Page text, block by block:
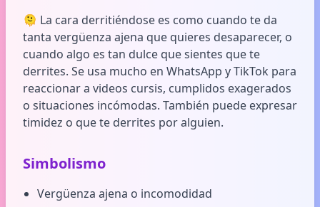
🫠 La cara derritiéndose es como cuando te da
tanta vergüenza ajena que quieres desaparecer, o
cuando algo es tan dulce que sientes que te
derrites. Se usa mucho en WhatsApp y TikTok para
reaccionar a videos cursis, cumplidos exagerados
o situaciones incómodas. También puede expresar
timidez o que te derrites por alguien.
Simbolismo
Vergüenza ajena o incomodidad